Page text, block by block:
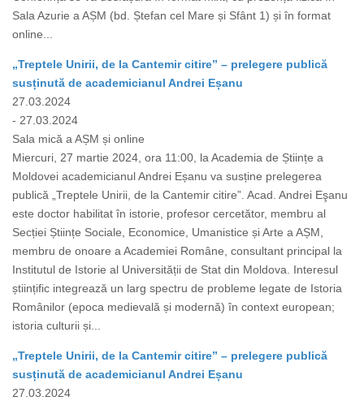
Sala Azurie a AȘM (bd. Ștefan cel Mare și Sfânt 1) și în format
online...
„Treptele Unirii, de la Cantemir citire” – prelegere publică
susținută de academicianul Andrei Eșanu
27.03.2024
- 27.03.2024
Sala mică a AȘM și online
Miercuri, 27 martie 2024, ora 11:00, la Academia de Științe a
Moldovei academicianul Andrei Eșanu va susține prelegerea
publică „Treptele Unirii, de la Cantemir citire”. Acad. Andrei Eşanu
este doctor habilitat în istorie, profesor cercetător, membru al
Secției Științe Sociale, Economice, Umanistice și Arte a AȘM,
membru de onoare a Academiei Române, consultant principal la
Institutul de Istorie al Universității de Stat din Moldova. Interesul
științific integrează un larg spectru de probleme legate de Istoria
Românilor (epoca medievală și modernă) în context european;
istoria culturii și...
„Treptele Unirii, de la Cantemir citire” – prelegere publică
susținută de academicianul Andrei Eșanu
27.03.2024